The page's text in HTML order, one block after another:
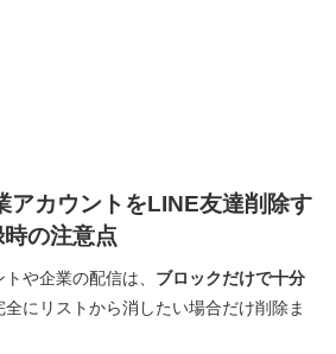
アカウントをLINE友達削除す
の注意点
や企業の配信は、 ブロックだけで十分
にリストから消したい場合だけ削除ま